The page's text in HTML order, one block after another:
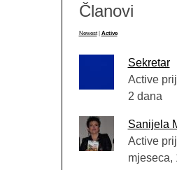
Članovi
Newest Active
Sekretar
Active
2 dana
Sanijela
Active
mjeseca,